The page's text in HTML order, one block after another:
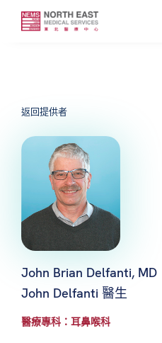
返回提供者
John Brian Delfanti, MD
John Delfanti 醫生
醫療專科：耳鼻喉科